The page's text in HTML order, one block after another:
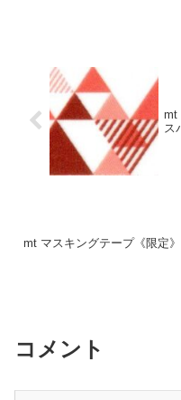
mt
ス
mt マスキングテープ《限定
コメント